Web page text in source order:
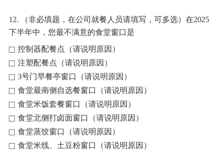
12. （非必填题，在公司就餐人员请填写，可多选）在2025
下半年中，您最不满意的食堂窗口是
控制器配餐点（请说明原因）
注塑配餐点（请说明原因）
3号门早餐亭窗口（请说明原因）
食堂最南侧自选餐窗口（请说明原因）
食堂米饭套餐窗口（请说明原因）
食堂北侧打卤面窗口（请说明原因）
食堂蒸饺窗口（请说明原因）
食堂米线、土豆粉窗口（请说明原因）